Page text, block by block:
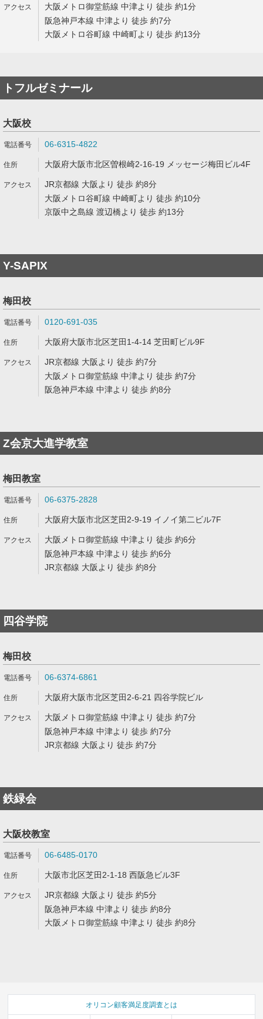
大阪メトロ御堂筋線 中津より 徒歩 約1分
阪急神戸本線 中津より 徒歩 約7分
大阪メトロ谷町線 中崎町より 徒歩 約13分
トフルゼミナール
大阪校
06-6315-4822
大阪府大阪市北区曽根崎2-16-19 メッセージ梅田ビル4F
JR京都線 大阪より 徒歩 約8分
大阪メトロ谷町線 中崎町より 徒歩 約10分
京阪中之島線 渡辺橋より 徒歩 約13分
Y-SAPIX
梅田校
0120-691-035
大阪府大阪市北区芝田1-4-14 芝田町ビル9F
JR京都線 大阪より 徒歩 約7分
大阪メトロ御堂筋線 中津より 徒歩 約7分
阪急神戸本線 中津より 徒歩 約8分
Z会京大進学教室
梅田教室
06-6375-2828
大阪府大阪市北区芝田2-9-19 イノイ第二ビル7F
大阪メトロ御堂筋線 中津より 徒歩 約6分
阪急神戸本線 中津より 徒歩 約6分
JR京都線 大阪より 徒歩 約8分
四谷学院
梅田校
06-6374-6861
大阪府大阪市北区芝田2-6-21 四谷学院ビル
大阪メトロ御堂筋線 中津より 徒歩 約7分
阪急神戸本線 中津より 徒歩 約7分
JR京都線 大阪より 徒歩 約7分
鉄緑会
大阪校教室
06-6485-0170
大阪市北区芝田2-1-18 西阪急ビル3F
JR京都線 大阪より 徒歩 約5分
阪急神戸本線 中津より 徒歩 約8分
大阪メトロ御堂筋線 中津より 徒歩 約8分
オリコン顧客満足度調査とは